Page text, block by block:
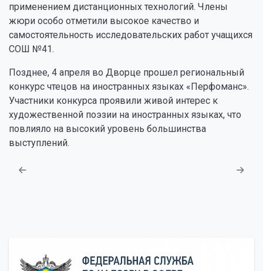
применением дистанционных технологий. Члены
жюри особо отметили высокое качество и
самостоятельность исследовательских работ учащихся
СОШ №41.
Позднее, 4 апреля во Дворце прошел региональный
конкурс чтецов на иностранных языках «Перфоманс».
Участники конкурса проявили живой интерес к
художественной поэзии на иностранных языках, что
повлияло на высокий уровень большинства
выступлений.